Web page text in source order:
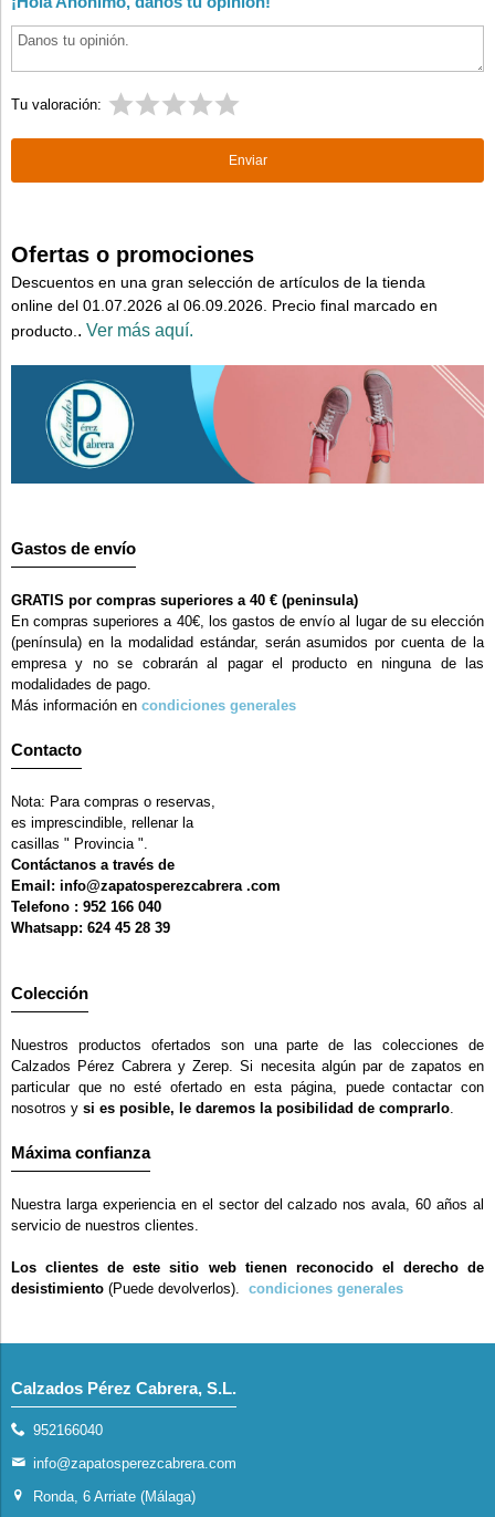
Tu valoración:
Ofertas o promociones
Descuentos en una gran selección de artículos de la tienda
online del 01.07.2026 al 06.09.2026. Precio final marcado en
producto. . Ver más aquí.
Gastos de envío
GRATIS por compras superiores a 40 € (peninsula)
En compras superiores a 40€, los gastos de envío al lugar de su elección
(península) en la modalidad estándar, serán asumidos por cuenta de la
empresa y no se cobrarán al pagar el producto en ninguna de las
modalidades de pago.
Más información en condiciones generales
Contacto
Nota: Para compras o reservas,
es imprescindible, rellenar la
casillas " Provincia ".
Contáctanos a través de
Email: info@zapatosperezcabrera .com
Telefono : 952 166 040
Whatsapp: 624 45 28 39
Colección
Nuestros productos ofertados son una parte de las colecciones de
Calzados Pérez Cabrera y Zerep. Si necesita algún par de zapatos en
particular que no esté ofertado en esta página, puede contactar con
nosotros y si es posible, le daremos la posibilidad de comprarlo.
Máxima confianza
Nuestra larga experiencia en el sector del calzado nos avala, 60 años al
servicio de nuestros clientes.
Los clientes de este sitio web tienen reconocido el derecho de
desistimiento (Puede devolverlos). condiciones generales
Calzados Pérez Cabrera, S.L.
952166040
info@zapatosperezcabrera.com
Ronda, 6 Arriate (Málaga)